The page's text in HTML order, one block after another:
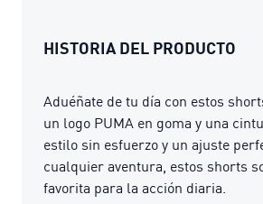
HISTORIA DEL PRODUCTO
Aduéñate de tu día con estos
un logo PUMA en goma y una
estilo sin esfuerzo y un ajuste
cualquier aventura, estos shorts
favorita para la acción diaria.